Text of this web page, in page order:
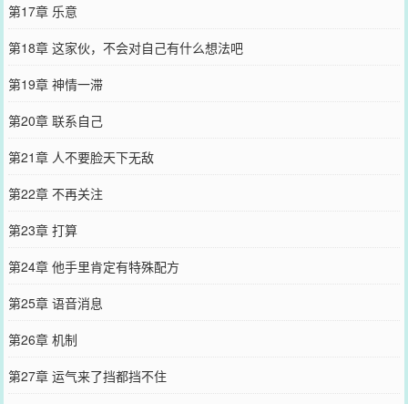
第17章 乐意
第18章 这家伙，不会对自己有什么想法吧
第19章 神情一滞
第20章 联系自己
第21章 人不要脸天下无敌
第22章 不再关注
第23章 打算
第24章 他手里肯定有特殊配方
第25章 语音消息
第26章 机制
第27章 运气来了挡都挡不住